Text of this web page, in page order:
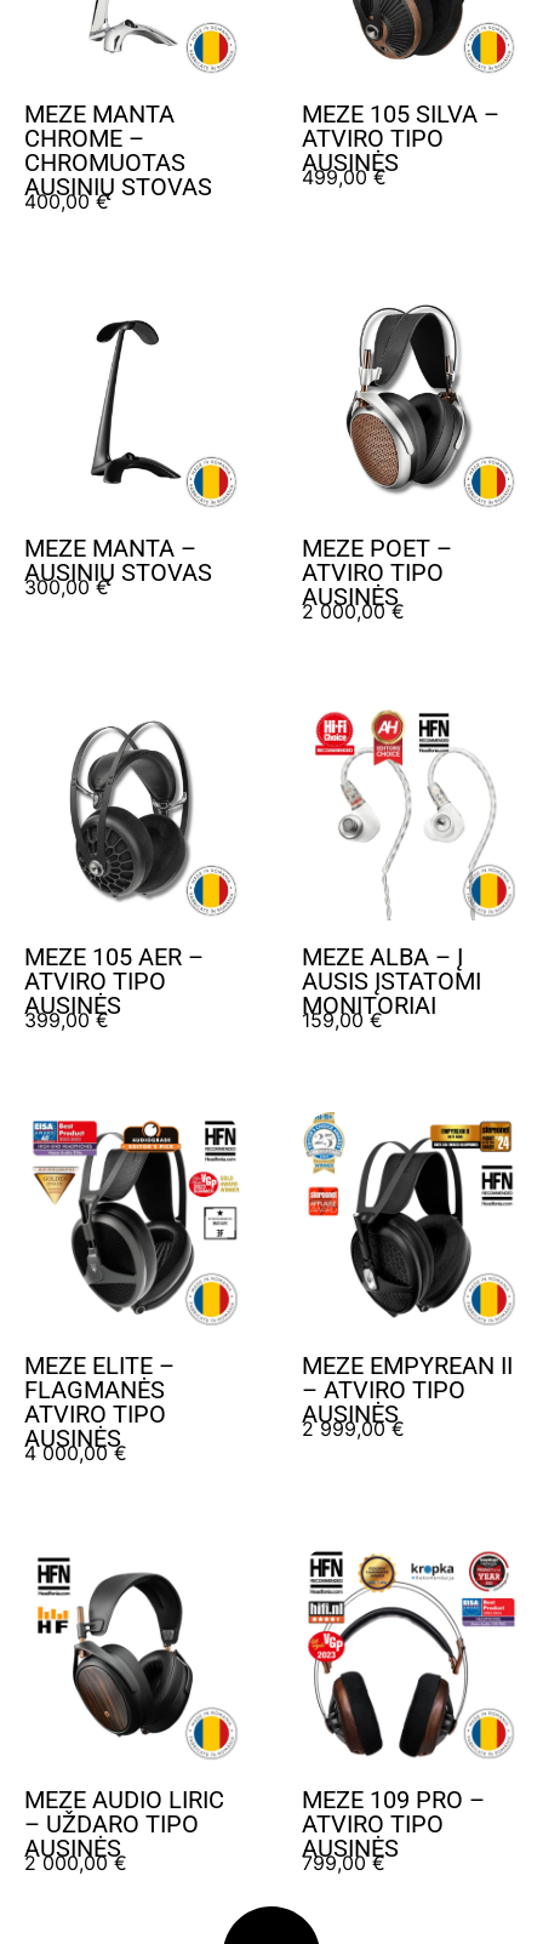
MEZE MANTA
CHROME –
CHROMUOTAS
AUSINIŲ STOVAS
400,00€
MEZE 105 SILVA –
ATVIRO TIPO
AUSINĖS
499,00€
MEZE MANTA –
AUSINIŲ STOVAS
300,00€
MEZE POET –
ATVIRO TIPO
AUSINĖS
2 000,00€
MEZE 105 AER –
ATVIRO TIPO
AUSINĖS
399,00€
MEZE ALBA – Į
AUSIS ĮSTATOMI
MONITORIAI
159,00€
MEZE ELITE –
FLAGMANĖS
ATVIRO TIPO
AUSINĖS
4 000,00€
MEZE EMPYREAN II
– ATVIRO TIPO
AUSINĖS
2 999,00€
MEZE AUDIO LIRIC
– UŽDARO TIPO
AUSINĖS
2 000,00€
MEZE 109 PRO –
ATVIRO TIPO
AUSINĖS
799,00€